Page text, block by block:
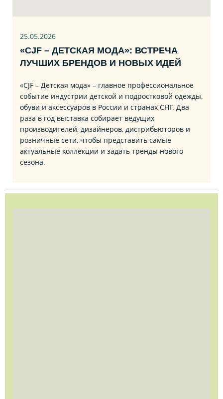
25.05.2026
«CJF – ДЕТСКАЯ МОДА»: ВСТРЕЧА
ЛУЧШИХ БРЕНДОВ И НОВЫХ ИДЕЙ
«CJF – Детская мода» – главное профессиональное
событие индустрии детской и подростковой одежды,
обуви и аксессуаров в России и странах СНГ. Два
раза в год выставка собирает ведущих
производителей, дизайнеров, дистрибьюторов и
розничные сети, чтобы представить самые
актуальные коллекции и задать тренды нового
сезона.